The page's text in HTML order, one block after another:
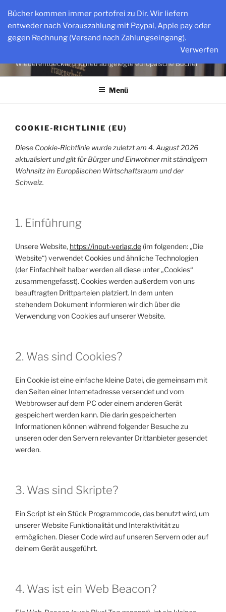
Bücher kommen immer portofrei zu Dir. Wir liefern
entweder nach Vorauszahlung mit Paypal, Apple pay oder
gegen Rechnung (Versand nach Zahlungseingang).
Verwerfen
Inhalt
springen
WWW.INPUT-VERLAG.DE
Wiederentdeckte und neu aufgelegte europäische Bücher
Menü
COOKIE-RICHTLINIE (EU)
Diese Cookie-Richtlinie wurde zuletzt am 4. August 2026
aktualisiert und gilt für Bürger und Einwohner mit ständigem
Wohnsitz im Europäischen Wirtschaftsraum und der
Schweiz.
1. Einführung
Unsere Website, https://input-verlag.de (im folgenden: „Die
Website“) verwendet Cookies und ähnliche Technologien
(der Einfachheit halber werden all diese unter „Cookies“
zusammengefasst). Cookies werden außerdem von uns
beauftragten Drittparteien platziert. In dem unten
stehendem Dokument informieren wir dich über die
Verwendung von Cookies auf unserer Website.
2. Was sind Cookies?
Ein Cookie ist eine einfache kleine Datei, die gemeinsam mit
den Seiten einer Internetadresse versendet und vom
Webbrowser auf dem PC oder einem anderen Gerät
gespeichert werden kann. Die darin gespeicherten
Informationen können während folgender Besuche zu
unseren oder den Servern relevanter Drittanbieter gesendet
werden.
3. Was sind Skripte?
Ein Script ist ein Stück Programmcode, das benutzt wird, um
unserer Website Funktionalität und Interaktivität zu
ermöglichen. Dieser Code wird auf unseren Servern oder auf
deinem Gerät ausgeführt.
4. Was ist ein Web Beacon?